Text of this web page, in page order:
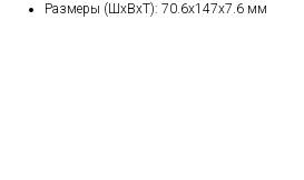
Размеры (ШxВxТ): 70.6x147x7.6 мм